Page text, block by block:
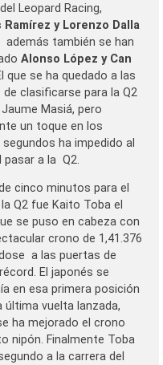
Leopard Racing,
Ramírez y Lorenzo Dalla
además también se han
Alonso López y Can
que se ha quedado a las
clasificarse para la Q2
Masiá, pero
un toque en los
ha impedido al
pasar a la Q2.
cinco minutos para el
Q2 fue Kaito Toba el
se puso en cabeza con
crono de 1,41.376
a las puertas de
El japonés se
en esa primera posición
última vuelta lanzada,
ha mejorado el crono
nipón. Finalmente Toba
a la carrera del